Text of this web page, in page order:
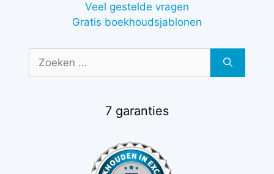
Veel gestelde vragen
Gratis boekhoudsjablonen
Zoek
7 garanties